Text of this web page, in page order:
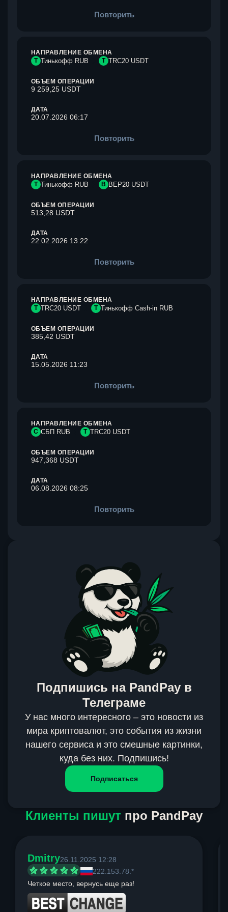
Повторить
НАПРАВЛЕНИЕ ОБМЕНА
Т Тинькофф RUB T TRC20 USDT
ОБЪЕМ ОПЕРАЦИИ
9 259,25 USDT
ДАТА
20.07.2026 06:17
Повторить
НАПРАВЛЕНИЕ ОБМЕНА
Т Тинькофф RUB B BEP20 USDT
ОБЪЕМ ОПЕРАЦИИ
513,28 USDT
ДАТА
22.02.2026 13:22
Повторить
НАПРАВЛЕНИЕ ОБМЕНА
T TRC20 USDT Т Тинькофф Cash-in RUB
ОБЪЕМ ОПЕРАЦИИ
385,42 USDT
ДАТА
15.05.2026 11:23
Повторить
НАПРАВЛЕНИЕ ОБМЕНА
С СБП RUB T TRC20 USDT
ОБЪЕМ ОПЕРАЦИИ
947,368 USDT
ДАТА
06.08.2026 08:25
Повторить
Подпишись на PandPay в
Телеграме
У нас много интересного – это новости из
мира криптовалют, это события из жизни
нашего сервиса и это смешные картинки,
куда без них. Подпишись!
Подписаться
Клиенты пишут про PandPay
Dmitry26.11.2025 12:28
222.153.78.*
Четкое место, вернусь еще раз!